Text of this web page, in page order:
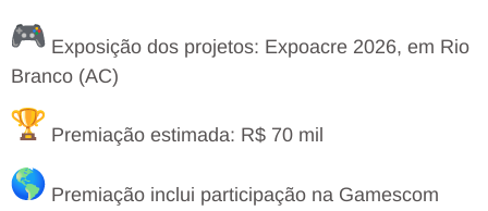
Exposição dos projetos: Expoacre 2026, em Rio
Branco (AC)
Premiação estimada: R$ 70 mil
Premiação inclui participação na Gamescom